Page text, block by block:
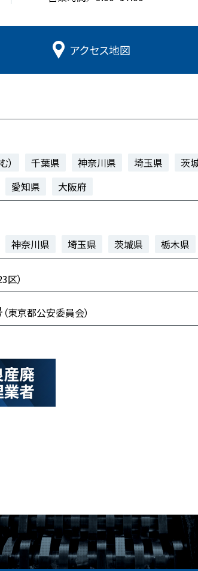
アクセス地図
千葉県 神奈川県 埼玉県 茨
愛知県 大阪府
神奈川県 埼玉県 茨城県 栃木県
区）
（東京都公安委員会）